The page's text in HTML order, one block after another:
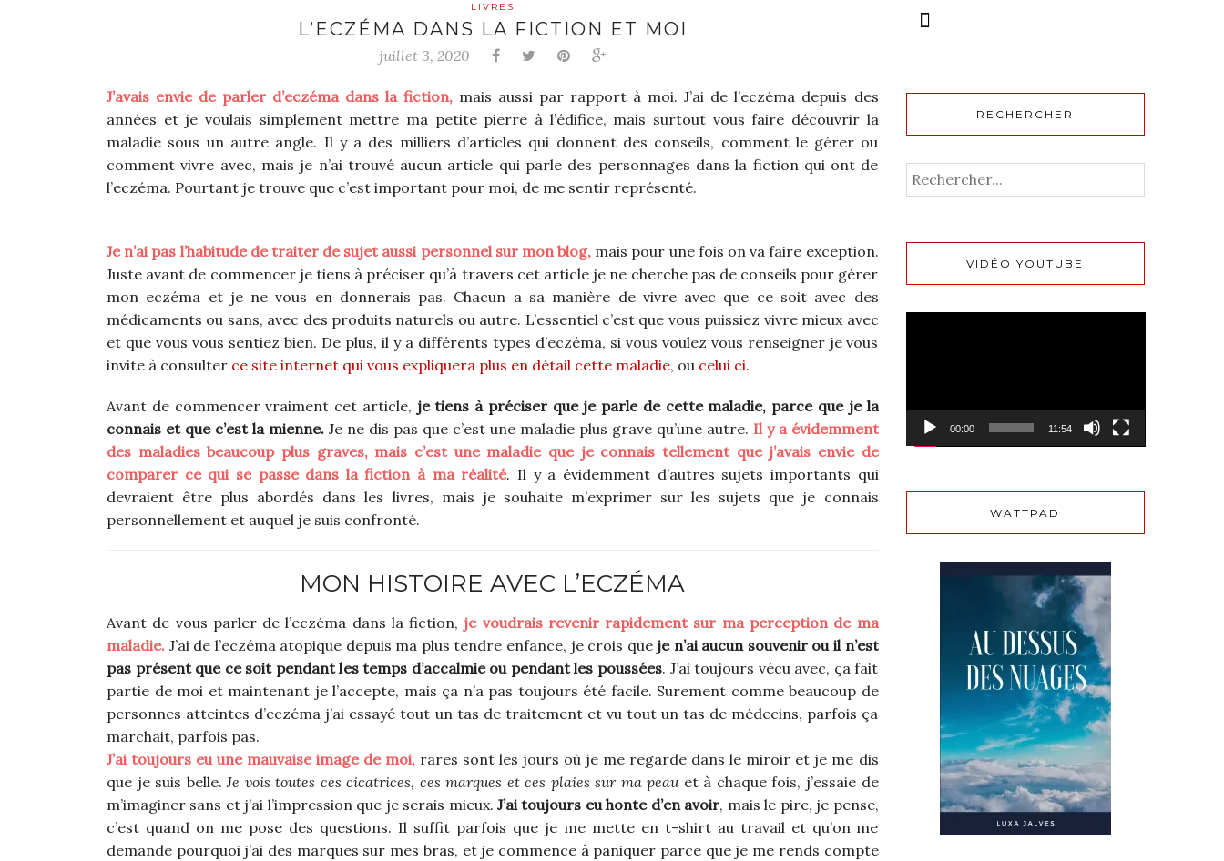
LIVRES
L’ECZÉMA DANS LA FICTION ET MOI
juillet 3, 2020
J’avais envie de parler d’eczéma dans la fiction, mais aussi par rapport à moi. J’ai de l’eczéma depuis des
années et je voulais simplement mettre ma petite pierre à l’édifice, mais surtout vous faire découvrir la
maladie sous un autre angle. Il y a des milliers d’articles qui donnent des conseils, comment le gérer ou
comment vivre avec, mais je n’ai trouvé aucun article qui parle des personnages dans la fiction qui ont de
l’eczéma. Pourtant je trouve que c’est important pour moi, de me sentir représenté.
Je n’ai pas l’habitude de traiter de sujet aussi personnel sur mon blog, mais pour une fois on va faire exception.
Juste avant de commencer je tiens à préciser qu’à travers cet article je ne cherche pas de conseils pour gérer
mon eczéma et je ne vous en donnerais pas. Chacun a sa manière de vivre avec que ce soit avec des
médicaments ou sans, avec des produits naturels ou autre. L’essentiel c’est que vous puissiez vivre mieux avec
et que vous vous sentiez bien. De plus, il y a différents types d’eczéma, si vous voulez vous renseigner je vous
invite à consulter ce site internet qui vous expliquera plus en détail cette maladie, ou celui ci.
Avant de commencer vraiment cet article, je tiens à préciser que je parle de cette maladie, parce que je la
connais et que c’est la mienne.Je ne dis pas que c’est une maladie plus grave qu’une autre. Il y a évidemment
des maladies beaucoup plus graves, mais c’est une maladie que je connais tellement que j’avais envie de
comparer ce qui se passe dans la fiction à ma réalité. Il y a évidemment d’autres sujets importants qui
devraient être plus abordés dans les livres, mais je souhaite m’exprimer sur les sujets que je connais
personnellement et auquel je suis confronté.
MON HISTOIRE AVEC L’ECZÉMA
Avant de vous parler de l’eczéma dans la fiction, je voudrais revenir rapidement sur ma perception de ma
maladie. J’ai de l’eczéma atopique depuis ma plus tendre enfance, je crois que je n’ai aucun souvenir ou il n’est
pas présent que ce soit pendant les temps d’accalmie ou pendant les poussées. J’ai toujours vécu avec, ça fait
partie de moi et maintenant je l’accepte, mais ça n’a pas toujours été facile. Surement comme beaucoup de
personnes atteintes d’eczéma j’ai essayé tout un tas de traitement et vu tout un tas de médecins, parfois ça
marchait, parfois pas.
J’ai toujours eu une mauvaise image de moi, rares sont les jours où je me regarde dans le miroir et je me dis
que je suis belle.Je vois toutes ces cicatrices, ces marques et ces plaies sur ma peauet à chaque fois, j’essaie de
m’imaginer sans et j’ai l’impression que je serais mieux. J’ai toujours eu honte d’en avoir, mais le pire, je pense,
c’est quand on me pose des questions. Il suffit parfois que je me mette en t-shirt au travail et qu’on me
demande pourquoi j’ai des marques sur mes bras, et je commence à paniquer parce que je me rends compte
RECHERCHER
VIDÉO YOUTUBE
00:00 11:54
WATTPAD